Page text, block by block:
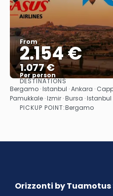
From
2.154 €
1.077 €
Per person
See
DESTINATIONS
Bergamo · Istanbul · Ankara ·
Pamukkale · Izmir · Bursa ·
PICKUP POINT:Bergamo
Orizzonti by Tuamotus